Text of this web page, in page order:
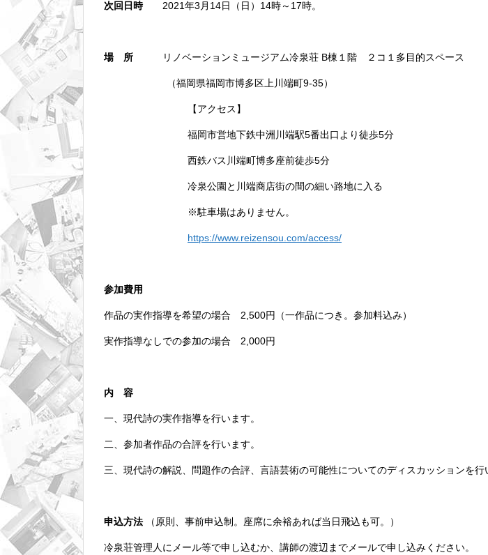
次回日時2021年3月14日（日）14時～17時。
場 所 リノベーションミュージアム冷泉荘 B棟１階 ２コ１多目的スペース
（福岡県福岡市博多区上川端町9-35）
【アクセス】
福岡市営地下鉄中洲川端駅5番出口より徒歩5分
西鉄バス川端町博多座前徒歩5分
冷泉公園と川端商店街の間の細い路地に入る
※駐車場はありません。
https://www.reizensou.com/access/
参加費用
作品の実作指導を希望の場合 2,500円（一作品につき。参加料込み）
実作指導なしでの参加の場合 2,000円
内 容
一、現代詩の実作指導を行います。
二、参加者作品の合評を行います。
三、現代詩の解説、問題作の合評、言語芸術の可能性についてのディスカッションを行
申込方法 （原則、事前申込制。座席に余裕あれば当日飛込も可。）
冷泉荘管理人にメール等で申し込むか、講師の渡辺までメールで申し込みください。